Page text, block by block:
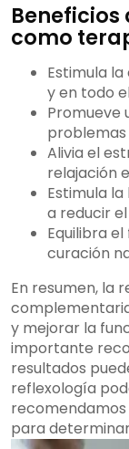
como
Estimula
y en todo
Promueve
problemas
Alivia el
relajación
Estimula
a reducir
Equilibra
curación
En resumen, la
y mejorar la
importante
resultados
reflexología
para